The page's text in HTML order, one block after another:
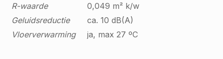
R-waarde
0,049 m² k/w
Geluidsreductie
ca. 10 dB(A)
Vloerverwarming
ja, max 27 ºC